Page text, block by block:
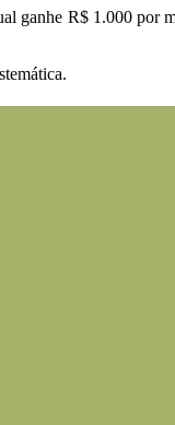
ganhe R$ 1.000 por